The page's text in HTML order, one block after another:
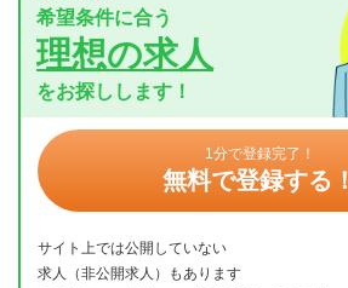
希望条件に合う
理想の求人
をお探しします！
1分で登録完了！
無料で登録する！
サイト上では公開していない
求人（非公開求人）もあります